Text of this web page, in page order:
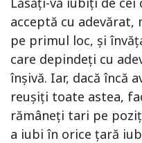
acceptă cu adevărat,
pe primul loc, și
care depindeți cu
înșivă. Iar, dacă încă
reușiți toate astea,
rămâneți tari pe
a iubi în orice țară